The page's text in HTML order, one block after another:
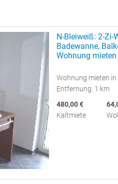
N-Bleiweiß: 2-Zi-
Badewanne,
Wohnung mieten
Wohnung mieten
Entfernung: 1 km
480,00 €
Kaltmiete